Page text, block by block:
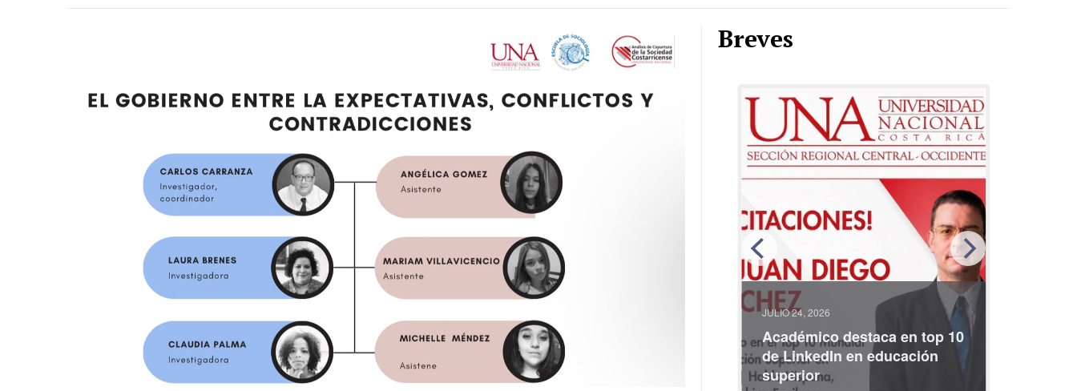
Breves
AGOSTO 05, 2026
Consejo Universitario llama a
Rechazo al reparto desigual
de ganancias es mayor
cuando hubo esfuerzo
JULIO 24, 2026
Académico destaca en top 10
de LinkedIn en educación
superior